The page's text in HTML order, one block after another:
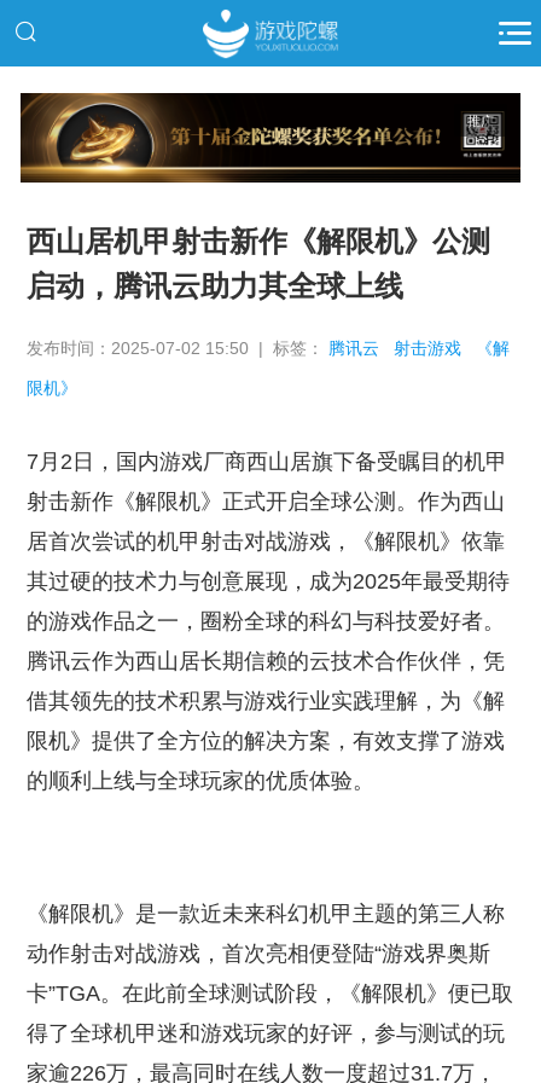
推广
西山居机甲射击新作《解限机》公测
启动，腾讯云助力其全球上线
发布时间：2025-07-02 15:50 | 标签： 腾讯云 射击游戏 《解
限机》
7月2日，国内游戏厂商西山居旗下备受瞩目的机甲
射击新作《解限机》正式开启全球公测。作为西山
居首次尝试的机甲射击对战游戏，《解限机》依靠
其过硬的技术力与创意展现，成为2025年最受期待
的游戏作品之一，圈粉全球的科幻与科技爱好者。
腾讯云作为西山居长期信赖的云技术合作伙伴，凭
借其领先的技术积累与游戏行业实践理解，为《解
限机》提供了全方位的解决方案，有效支撑了游戏
的顺利上线与全球玩家的优质体验。
《解限机》是一款近未来科幻机甲主题的第三人称
动作射击对战游戏，首次亮相便登陆“游戏界奥斯
卡”TGA。在此前全球测试阶段，《解限机》便已取
得了全球机甲迷和游戏玩家的好评，参与测试的玩
家逾226万，最高同时在线人数一度超过31.7万，